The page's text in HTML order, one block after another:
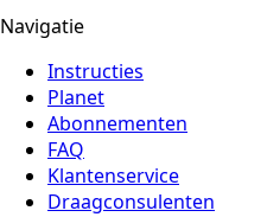
Navigatie
Instructies
Planet
Abonnementen
FAQ
Klantenservice
Draagconsulenten